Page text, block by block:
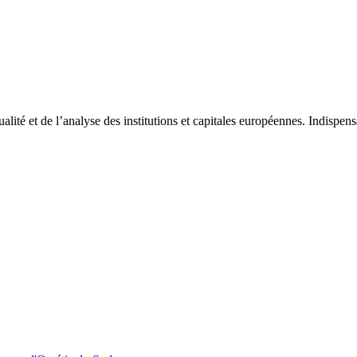
et de l’analyse des institutions et capitales européennes.